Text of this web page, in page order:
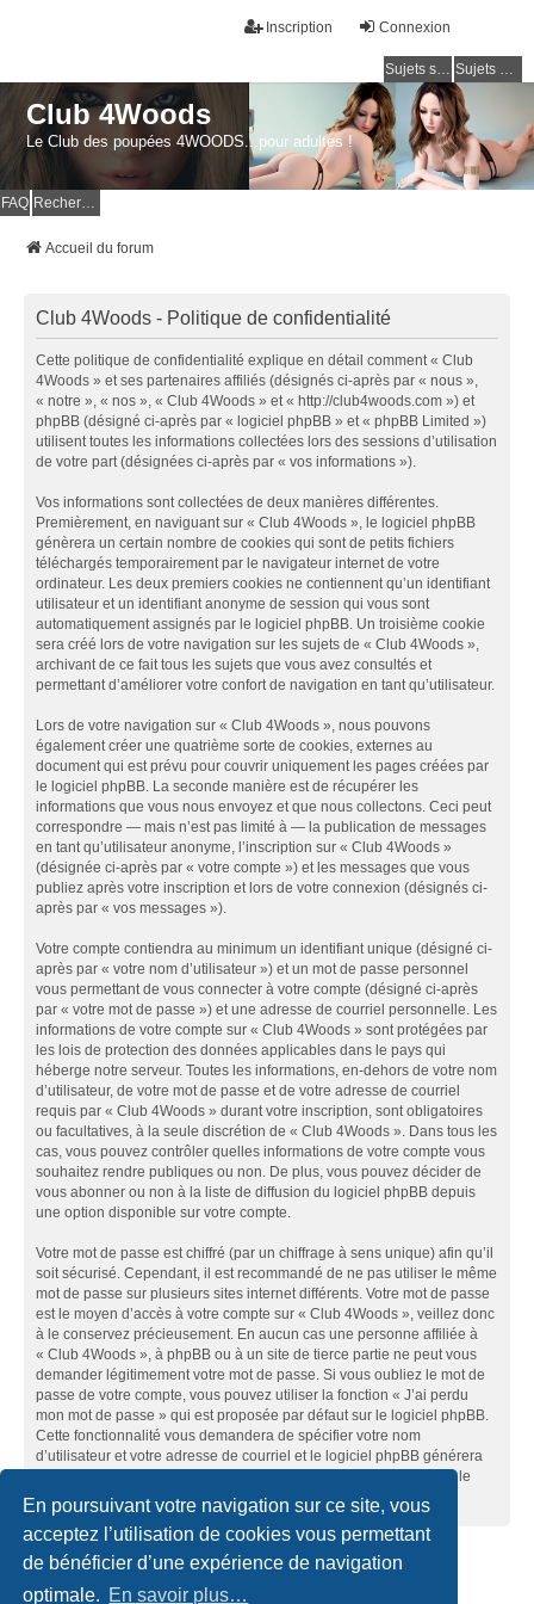
En poursuivant votre navigation sur ce site, vous
acceptez l’utilisation de cookies vous permettant
de bénéficier d’une expérience de navigation
optimale. En savoir plus…
Connexion
Inscription
Sujets sans réponse Sujets actifs
Club 4Woods
Le Club des poupées 4WOODS...pour adultes !
FAQ
Accueil du forum
Club 4Woods - Politique de confidentialité
Cette politique de confidentialité explique en détail comment « Club
4Woods » et ses partenaires affiliés (désignés ci-après par « nous »,
« notre », « nos », « Club 4Woods » et « http://club4woods.com ») et
phpBB (désigné ci-après par « logiciel phpBB » et « phpBB Limited »)
utilisent toutes les informations collectées lors des sessions d’utilisation
de votre part (désignées ci-après par « vos informations »).
Vos informations sont collectées de deux manières différentes.
Premièrement, en naviguant sur « Club 4Woods », le logiciel phpBB
génèrera un certain nombre de cookies qui sont de petits fichiers
téléchargés temporairement par le navigateur internet de votre
ordinateur. Les deux premiers cookies ne contiennent qu’un identifiant
utilisateur et un identifiant anonyme de session qui vous sont
automatiquement assignés par le logiciel phpBB. Un troisième cookie
sera créé lors de votre navigation sur les sujets de « Club 4Woods »,
archivant de ce fait tous les sujets que vous avez consultés et
permettant d’améliorer votre confort de navigation en tant qu’utilisateur.
Lors de votre navigation sur « Club 4Woods », nous pouvons
également créer une quatrième sorte de cookies, externes au
document qui est prévu pour couvrir uniquement les pages créées par
le logiciel phpBB. La seconde manière est de récupérer les
informations que vous nous envoyez et que nous collectons. Ceci peut
correspondre — mais n’est pas limité à — la publication de messages
en tant qu’utilisateur anonyme, l’inscription sur « Club 4Woods »
(désignée ci-après par « votre compte ») et les messages que vous
publiez après votre inscription et lors de votre connexion (désignés ci-
après par « vos messages »).
Votre compte contiendra au minimum un identifiant unique (désigné ci-
après par « votre nom d’utilisateur ») et un mot de passe personnel
vous permettant de vous connecter à votre compte (désigné ci-après
par « votre mot de passe ») et une adresse de courriel personnelle. Les
informations de votre compte sur « Club 4Woods » sont protégées par
les lois de protection des données applicables dans le pays qui
héberge notre serveur. Toutes les informations, en-dehors de votre nom
d’utilisateur, de votre mot de passe et de votre adresse de courriel
requis par « Club 4Woods » durant votre inscription, sont obligatoires
ou facultatives, à la seule discrétion de « Club 4Woods ». Dans tous les
cas, vous pouvez contrôler quelles informations de votre compte vous
souhaitez rendre publiques ou non. De plus, vous pouvez décider de
vous abonner ou non à la liste de diffusion du logiciel phpBB depuis
une option disponible sur votre compte.
Votre mot de passe est chiffré (par un chiffrage à sens unique) afin qu’il
soit sécurisé. Cependant, il est recommandé de ne pas utiliser le même
mot de passe sur plusieurs sites internet différents. Votre mot de passe
est le moyen d’accès à votre compte sur « Club 4Woods », veillez donc
à le conservez précieusement. En aucun cas une personne affiliée à
« Club 4Woods », à phpBB ou à un site de tierce partie ne peut vous
demander légitimement votre mot de passe. Si vous oubliez le mot de
passe de votre compte, vous pouvez utiliser la fonction « J’ai perdu
mon mot de passe » qui est proposée par défaut sur le logiciel phpBB.
Cette fonctionnalité vous demandera de spécifier votre nom
d’utilisateur et votre adresse de courriel et le logiciel phpBB générera
alors un nouveau mot de passe afin que vous puissiez reprendre le
contrôle de votre compte.
Accueil du forum Nous contacter